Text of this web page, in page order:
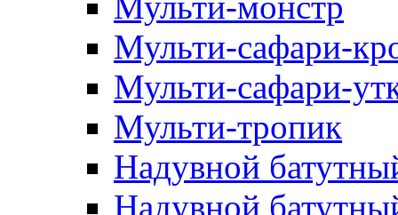
Мульти-сафари-
Мульти-сафари-
Мульти-тропик
Надувной
Надувной